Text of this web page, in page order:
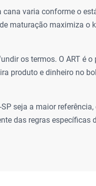
cana varia conforme o
maturação maximiza o
os termos. O ART é
produto e dinheiro no
seja a maior
das regras específicas